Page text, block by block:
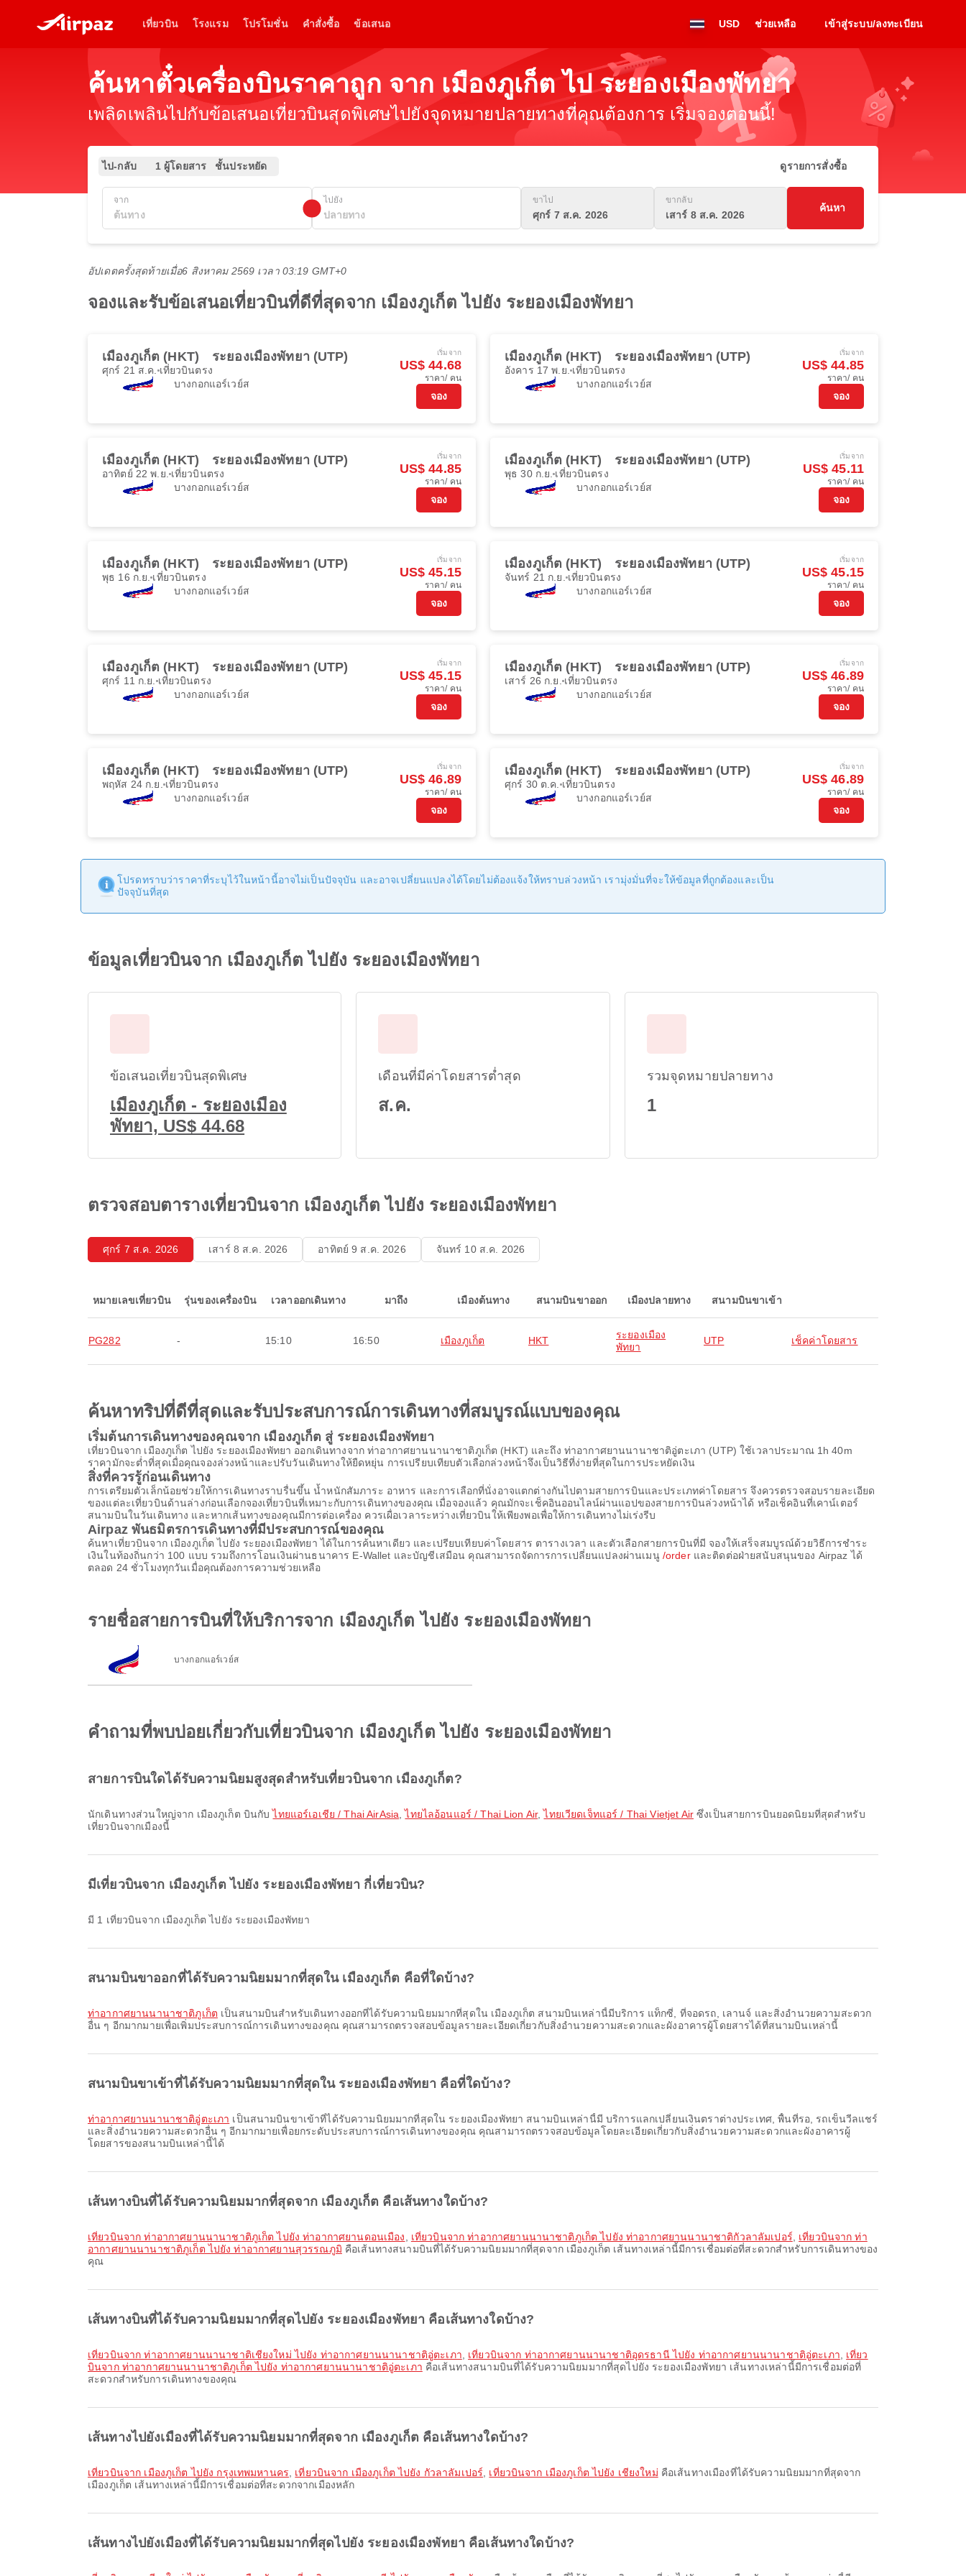
เที่ยวบิน โรงแรม โปรโมชั่น คำสั่งซื้อ ข้อเสนอ USD ช่วยเหลือ เข้าสู่ระบบ/ลงทะเบียน
ค้นหาตั๋วเครื่องบินราคาถูก จาก เมืองภูเก็ต ไป ระยองเมืองพัทยา
เพลิดเพลินไปกับข้อเสนอเที่ยวบินสุดพิเศษไปยังจุดหมายปลายทางที่คุณต้องการ เริ่มจองตอนนี้!
ไป-กลับ 1 ผู้โดยสาร ชั้นประหยัด ดูรายการสั่งซื้อ
จาก ไปยัง ขาไป
ศุกร์ 7 ส.ค. 2026
ขากลับ
เสาร์ 8 ส.ค. 2026
ค้นหา
อัปเดตครั้งสุดท้ายเมื่อ6 สิงหาคม 2569 เวลา 03:19 GMT+0
จองและรับข้อเสนอเที่ยวบินที่ดีที่สุดจาก เมืองภูเก็ต ไปยัง ระยองเมืองพัทยา
เมืองภูเก็ต (HKT) ระยองเมืองพัทยา (UTP)
ศุกร์ 21 ส.ค. เที่ยวบินตรง
บางกอกแอร์เวย์ส
เริ่มจาก
US$ 44.68
ราคา/ คน
จอง
เมืองภูเก็ต (HKT) ระยองเมืองพัทยา (UTP)
อังคาร 17 พ.ย. เที่ยวบินตรง
บางกอกแอร์เวย์ส
เริ่มจาก
US$ 44.85
ราคา/ คน
จอง
เมืองภูเก็ต (HKT) ระยองเมืองพัทยา (UTP)
อาทิตย์ 22 พ.ย. เที่ยวบินตรง
บางกอกแอร์เวย์ส
เริ่มจาก
US$ 44.85
ราคา/ คน
จอง
เมืองภูเก็ต (HKT) ระยองเมืองพัทยา (UTP)
พุธ 30 ก.ย. เที่ยวบินตรง
บางกอกแอร์เวย์ส
เริ่มจาก
US$ 45.11
ราคา/ คน
จอง
เมืองภูเก็ต (HKT) ระยองเมืองพัทยา (UTP)
พุธ 16 ก.ย. เที่ยวบินตรง
บางกอกแอร์เวย์ส
เริ่มจาก
US$ 45.15
ราคา/ คน
จอง
เมืองภูเก็ต (HKT) ระยองเมืองพัทยา (UTP)
จันทร์ 21 ก.ย. เที่ยวบินตรง
บางกอกแอร์เวย์ส
เริ่มจาก
US$ 45.15
ราคา/ คน
จอง
เมืองภูเก็ต (HKT) ระยองเมืองพัทยา (UTP)
ศุกร์ 11 ก.ย. เที่ยวบินตรง
บางกอกแอร์เวย์ส
เริ่มจาก
US$ 45.15
ราคา/ คน
จอง
เมืองภูเก็ต (HKT) ระยองเมืองพัทยา (UTP)
เสาร์ 26 ก.ย. เที่ยวบินตรง
บางกอกแอร์เวย์ส
เริ่มจาก
US$ 46.89
ราคา/ คน
จอง
เมืองภูเก็ต (HKT) ระยองเมืองพัทยา (UTP)
พฤหัส 24 ก.ย. เที่ยวบินตรง
บางกอกแอร์เวย์ส
เริ่มจาก
US$ 46.89
ราคา/ คน
จอง
เมืองภูเก็ต (HKT) ระยองเมืองพัทยา (UTP)
ศุกร์ 30 ต.ค. เที่ยวบินตรง
บางกอกแอร์เวย์ส
เริ่มจาก
US$ 46.89
ราคา/ คน
จอง
โปรดทราบว่าราคาที่ระบุไว้ในหน้านี้อาจไม่เป็นปัจจุบัน และอาจเปลี่ยนแปลงได้โดยไม่ต้องแจ้งให้ทราบล่วงหน้า เรามุ่งมั่นที่จะให้ข้อมูลที่ถูกต้องและเป็น
ปัจจุบันที่สุด
ข้อมูลเที่ยวบินจาก เมืองภูเก็ต ไปยัง ระยองเมืองพัทยา
ข้อเสนอเที่ยวบินสุดพิเศษ
เมืองภูเก็ต - ระยองเมือง
พัทยา, US$ 44.68
เดือนที่มีค่าโดยสารต่ำสุด
ส.ค.
รวมจุดหมายปลายทาง
1
ตรวจสอบตารางเที่ยวบินจาก เมืองภูเก็ต ไปยัง ระยองเมืองพัทยา
ศุกร์ 7 ส.ค. 2026 เสาร์ 8 ส.ค. 2026 อาทิตย์ 9 ส.ค. 2026 จันทร์ 10 ส.ค. 2026
หมายเลขเที่ยวบิน รุ่นของเครื่องบิน เวลาออกเดินทาง มาถึง เมืองต้นทาง สนามบินขาออก เมืองปลายทาง สนามบินขาเข้า
PG282 - 15:10 16:50 เมืองภูเก็ต HKT
ระยองเมือง
พัทยา
UTP เช็คค่าโดยสาร
ค้นหาทริปที่ดีที่สุดและรับประสบการณ์การเดินทางที่สมบูรณ์แบบของคุณ
เริ่มต้นการเดินทางของคุณจาก เมืองภูเก็ต สู่ ระยองเมืองพัทยา
เที่ยวบินจาก เมืองภูเก็ต ไปยัง ระยองเมืองพัทยา ออกเดินทางจาก ท่าอากาศยานนานาชาติภูเก็ต (HKT) และถึง ท่าอากาศยานนานาชาติอู่ตะเภา (UTP) ใช้เวลาประมาณ 1h 40m
ราคามักจะต่ำที่สุดเมื่อคุณจองล่วงหน้าและปรับวันเดินทางให้ยืดหยุ่น การเปรียบเทียบตัวเลือกล่วงหน้าจึงเป็นวิธีที่ง่ายที่สุดในการประหยัดเงิน
สิ่งที่ควรรู้ก่อนเดินทาง
การเตรียมตัวเล็กน้อยช่วยให้การเดินทางราบรื่นขึ้น น้ำหนักสัมภาระ อาหาร และการเลือกที่นั่งอาจแตกต่างกันไปตามสายการบินและประเภทค่าโดยสาร จึงควรตรวจสอบรายละเอียด
ของแต่ละเที่ยวบินด้านล่างก่อนเลือกจองเที่ยวบินที่เหมาะกับการเดินทางของคุณ เมื่อจองแล้ว คุณมักจะเช็คอินออนไลน์ผ่านแอปของสายการบินล่วงหน้าได้ หรือเช็คอินที่เคาน์เตอร์
สนามบินในวันเดินทาง และหากเส้นทางของคุณมีการต่อเครื่อง ควรเผื่อเวลาระหว่างเที่ยวบินให้เพียงพอเพื่อให้การเดินทางไม่เร่งรีบ
Airpaz พันธมิตรการเดินทางที่มีประสบการณ์ของคุณ
ค้นหาเที่ยวบินจาก เมืองภูเก็ต ไปยัง ระยองเมืองพัทยา ได้ในการค้นหาเดียว และเปรียบเทียบค่าโดยสาร ตารางเวลา และตัวเลือกสายการบินที่มี จองให้เสร็จสมบูรณ์ด้วยวิธีการชำระ
เงินในท้องถิ่นกว่า 100 แบบ รวมถึงการโอนเงินผ่านธนาคาร E-Wallet และบัญชีเสมือน คุณสามารถจัดการการเปลี่ยนแปลงผ่านเมนู /orderและติดต่อฝ่ายสนับสนุนของ Airpaz ได้
ตลอด 24 ชั่วโมงทุกวันเมื่อคุณต้องการความช่วยเหลือ
รายชื่อสายการบินที่ให้บริการจาก เมืองภูเก็ต ไปยัง ระยองเมืองพัทยา
บางกอกแอร์เวย์ส
คำถามที่พบบ่อยเกี่ยวกับเที่ยวบินจาก เมืองภูเก็ต ไปยัง ระยองเมืองพัทยา
สายการบินใดได้รับความนิยมสูงสุดสำหรับเที่ยวบินจาก เมืองภูเก็ต?
นักเดินทางส่วนใหญ่จาก เมืองภูเก็ต บินกับไทยแอร์เอเชีย / Thai AirAsia ,ไทยไลอ้อนแอร์ / Thai Lion Air,ไทยเวียดเจ็ทแอร์ / Thai Vietjet Airซึ่งเป็นสายการบินยอดนิยมที่สุดสำหรับ
เที่ยวบินจากเมืองนี้
มีเที่ยวบินจาก เมืองภูเก็ต ไปยัง ระยองเมืองพัทยา กี่เที่ยวบิน?
มี 1 เที่ยวบินจาก เมืองภูเก็ต ไปยัง ระยองเมืองพัทยา
สนามบินขาออกที่ได้รับความนิยมมากที่สุดใน เมืองภูเก็ต คือที่ใดบ้าง?
ท่าอากาศยานนานาชาติภูเก็ต เป็นสนามบินสำหรับเดินทางออกที่ได้รับความนิยมมากที่สุดใน เมืองภูเก็ต สนามบินเหล่านี้มีบริการ แท็กซี่, ที่จอดรถ, เลานจ์ และสิ่งอำนวยความสะดวก
อื่น ๆ อีกมากมายเพื่อเพิ่มประสบการณ์การเดินทางของคุณ คุณสามารถตรวจสอบข้อมูลรายละเอียดเกี่ยวกับสิ่งอำนวยความสะดวกและผังอาคารผู้โดยสารได้ที่สนามบินเหล่านี้
สนามบินขาเข้าที่ได้รับความนิยมมากที่สุดใน ระยองเมืองพัทยา คือที่ใดบ้าง?
ท่าอากาศยานนานาชาติอู่ตะเภา เป็นสนามบินขาเข้าที่ได้รับความนิยมมากที่สุดใน ระยองเมืองพัทยา สนามบินเหล่านี้มี บริการแลกเปลี่ยนเงินตราต่างประเทศ, พื้นที่รอ, รถเข็นวีลแชร์
และสิ่งอำนวยความสะดวกอื่น ๆ อีกมากมายเพื่อยกระดับประสบการณ์การเดินทางของคุณ คุณสามารถตรวจสอบข้อมูลโดยละเอียดเกี่ยวกับสิ่งอำนวยความสะดวกและผังอาคารผู้
โดยสารของสนามบินเหล่านี้ได้
เส้นทางบินที่ได้รับความนิยมมากที่สุดจาก เมืองภูเก็ต คือเส้นทางใดบ้าง?
เที่ยวบินจาก ท่าอากาศยานนานาชาติภูเก็ต ไปยัง ท่าอากาศยานดอนเมือง เที่ยวบินจาก ท่าอากาศยานนานาชาติภูเก็ต ไปยัง ท่าอากาศยานนานาชาติกัวลาลัมเปอร์
เที่ยวบินจาก ท่า
อากาศยานนานาชาติภูเก็ต ไปยัง ท่าอากาศยานสุวรรณภูมิ คือเส้นทางสนามบินที่ได้รับความนิยมมากที่สุดจาก เมืองภูเก็ต เส้นทางเหล่านี้มีการเชื่อมต่อที่สะดวกสำหรับการเดินทางของ
คุณ
เส้นทางบินที่ได้รับความนิยมมากที่สุดไปยัง ระยองเมืองพัทยา คือเส้นทางใดบ้าง?
เที่ยวบินจาก ท่าอากาศยานนานาชาติเชียงใหม่ ไปยัง ท่าอากาศยานนานาชาติอู่ตะเภา เที่ยวบินจาก ท่าอากาศยานนานาชาติอุดรธานี ไปยัง ท่าอากาศยานนานาชาติอู่ตะเภา
เที่ยว
บินจาก ท่าอากาศยานนานาชาติภูเก็ต ไปยัง ท่าอากาศยานนานาชาติอู่ตะเภา คือเส้นทางสนามบินที่ได้รับความนิยมมากที่สุดไปยัง ระยองเมืองพัทยา เส้นทางเหล่านี้มีการเชื่อมต่อที่
สะดวกสำหรับการเดินทางของคุณ
เส้นทางไปยังเมืองที่ได้รับความนิยมมากที่สุดจาก เมืองภูเก็ต คือเส้นทางใดบ้าง?
เที่ยวบินจาก เมืองภูเก็ต ไปยัง กรุงเทพมหานคร เที่ยวบินจาก เมืองภูเก็ต ไปยัง กัวลาลัมเปอร์ เที่ยวบินจาก เมืองภูเก็ต ไปยัง เชียงใหม่ คือเส้นทางเมืองที่ได้รับความนิยมมากที่สุดจาก
เมืองภูเก็ต เส้นทางเหล่านี้มีการเชื่อมต่อที่สะดวกจากเมืองหลัก
เส้นทางไปยังเมืองที่ได้รับความนิยมมากที่สุดไปยัง ระยองเมืองพัทยา คือเส้นทางใดบ้าง?